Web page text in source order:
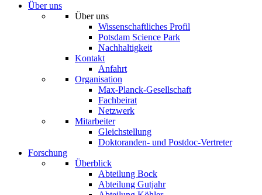
Über uns
Über uns
Wissenschaftliches Profil
Potsdam Science Park
Nachhaltigkeit
Kontakt
Anfahrt
Organisation
Max-Planck-Gesellschaft
Fachbeirat
Netzwerk
Mitarbeiter
Gleichstellung
Doktoranden- und Postdoc-Vertreter
Forschung
Überblick
Abteilung Bock
Abteilung Gutjahr